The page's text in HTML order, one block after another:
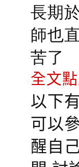
長期
師也
苦了
全文
以下
可以
醒自